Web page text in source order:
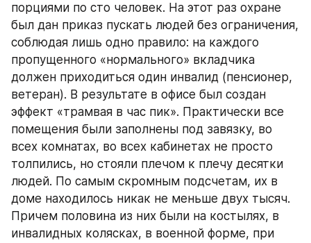
порциями по сто человек. На этот раз охране
был дан приказ пускать людей без ограничения,
соблюдая лишь одно правило: на каждого
пропущенного «нормального» вкладчика
должен приходиться один инвалид (пенсионер,
ветеран). В результате в офисе был создан
эффект «трамвая в час пик». Практически все
помещения были заполнены под завязку, во
всех комнатах, во всех кабинетах не просто
толпились, но стояли плечом к плечу десятки
людей. По самым скромным подсчетам, их в
доме находилось никак не меньше двух тысяч.
Причем половина из них были на костылях, в
инвалидных колясках, в военной форме, при